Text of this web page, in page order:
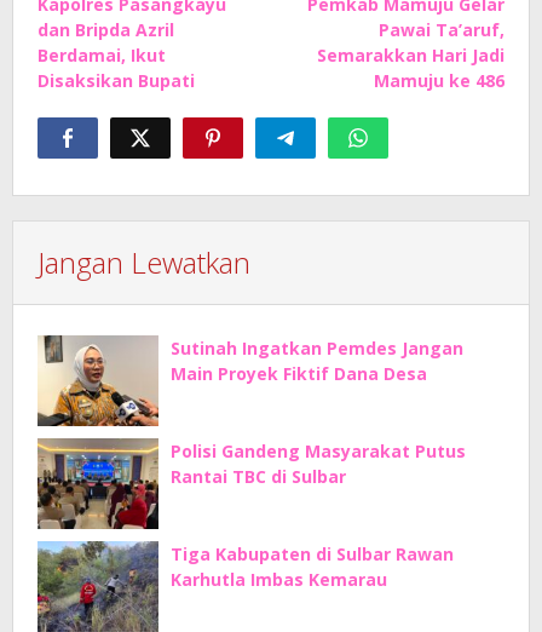
pos
dan Bripda Azril
Berdamai, Ikut
Disaksikan Bupati
Pawai Ta’aruf,
Semarakkan Hari Jadi
Mamuju ke 486
Jangan Lewatkan
Sutinah Ingatkan Pemdes Jangan
Main Proyek Fiktif Dana Desa
Polisi Gandeng Masyarakat Putus
Rantai TBC di Sulbar
Tiga Kabupaten di Sulbar Rawan
Karhutla Imbas Kemarau